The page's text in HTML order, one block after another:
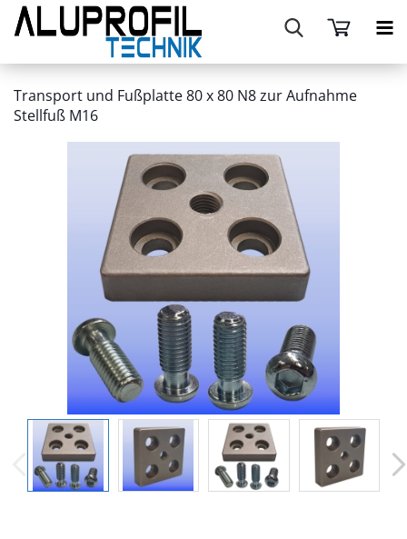
Transport und Fußplatte 80 x 80 N8 zur Aufnahme
Stellfuß M16